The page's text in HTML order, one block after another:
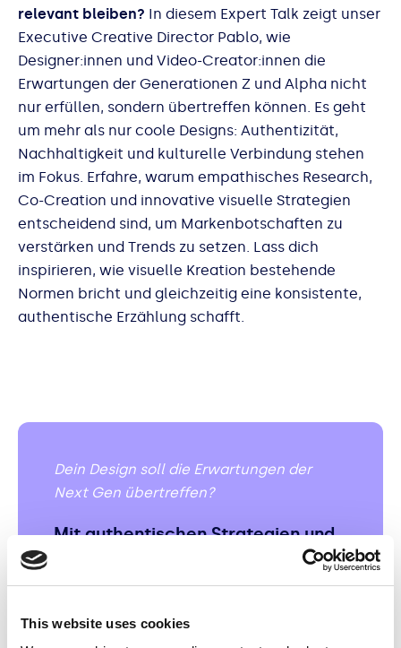
This website uses cookies
relevant bleiben? In diesem Expert Talk zeigt unser
Executive Creative Director Pablo, wie
Designer:innen und Video-Creator:innen die
Erwartungen der Generationen Z und Alpha nicht
nur erfüllen, sondern übertreffen können. Es geht
um mehr als nur coole Designs: Authentizität,
Nachhaltigkeit und kulturelle Verbindung stehen
im Fokus. Erfahre, warum empathisches Research,
Co-Creation und innovative visuelle Strategien
entscheidend sind, um Markenbotschaften zu
verstärken und Trends zu setzen. Lass dich
inspirieren, wie visuelle Kreation bestehende
Normen bricht und gleichzeitig eine konsistente,
authentische Erzählung schafft.
Dein Design soll die Erwartungen der
Next Gen übertreffen?
Mit authentischen Strategien und
innovativer Kreation machen wir
Get in touch!